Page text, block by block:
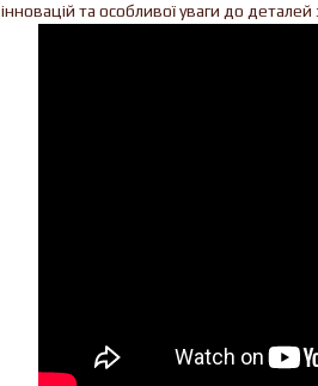
інновацій та особливої уваги до